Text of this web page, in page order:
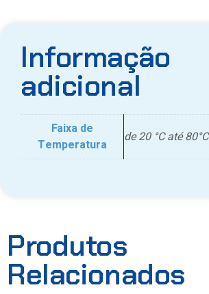
Informação
adicional
Faixa de
Temperatura
de 20 °C até 80°C
Produtos
Relacionados